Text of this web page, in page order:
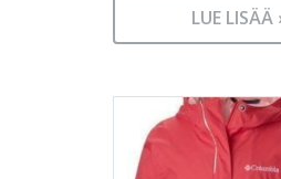
LUE LISÄÄ